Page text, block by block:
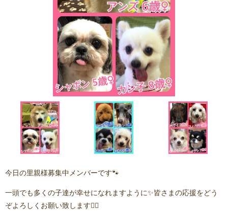
今日の里親様募集中メンバーです🐾
一頭でも多くの子達が幸せになれますように✨皆さまの応援をどう
ぞよろしくお願い致します🙇‍♂️